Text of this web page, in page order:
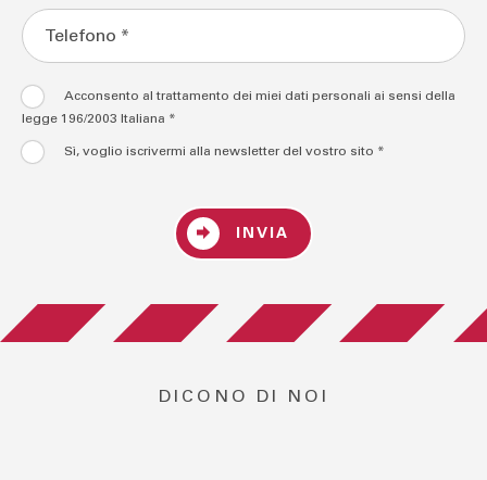
Acconsento al trattamento dei miei dati personali ai sensi della
legge 196/2003 Italiana *
Sì, voglio iscrivermi alla newsletter del vostro sito *
INVIA
DICONO DI NOI